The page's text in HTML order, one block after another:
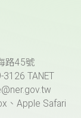
路45號
TANET
、Apple Safari